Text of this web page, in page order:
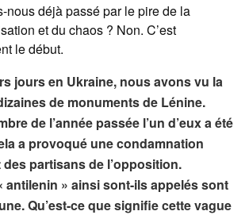
nous déjà passé par le pire de la
et du chaos ? Non. C’est
le début.
jours en Ukraine, nous avons vu la
de monuments de Lénine.
de l’année passée l’un d’eux a été
a provoqué une condamnation
des partisans de l’opposition.
antilenin » ainsi sont-ils appelés sont
Qu’est-ce que signifie cette vague